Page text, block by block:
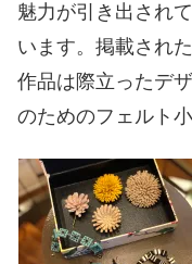
魅力が引き出されて
います。掲載された
作品は際立ったデ
のためのフェルト